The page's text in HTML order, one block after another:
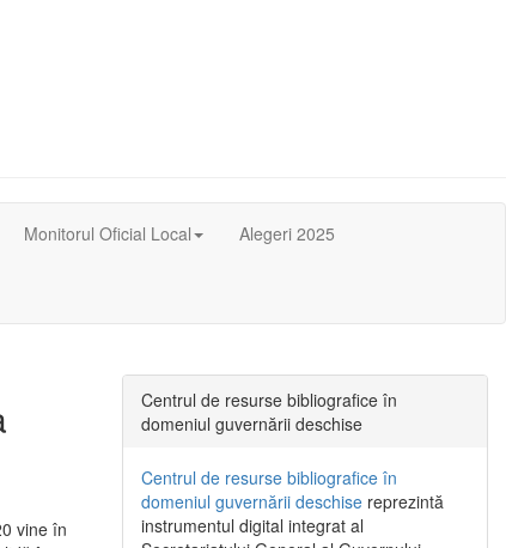
Monitorul Oficial Local Alegeri 2025
vine în
Centrul de resurse bibliografice în
domeniul guvernării deschise
Centrul de resurse bibliografice în
domeniul guvernării deschise reprezintă
instrumentul digital integrat al